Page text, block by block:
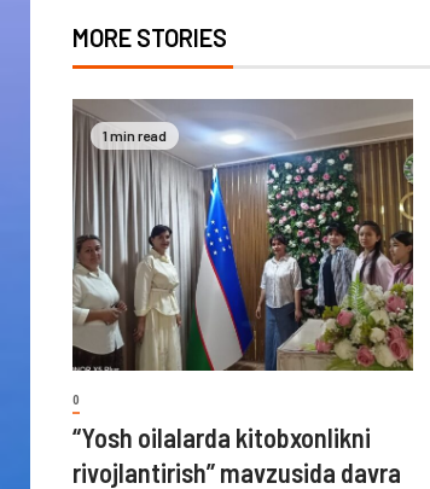
MORE STORIES
1 min read
0
“Yosh oilalarda kitobxonlikni
rivojlantirish” mavzusida davra